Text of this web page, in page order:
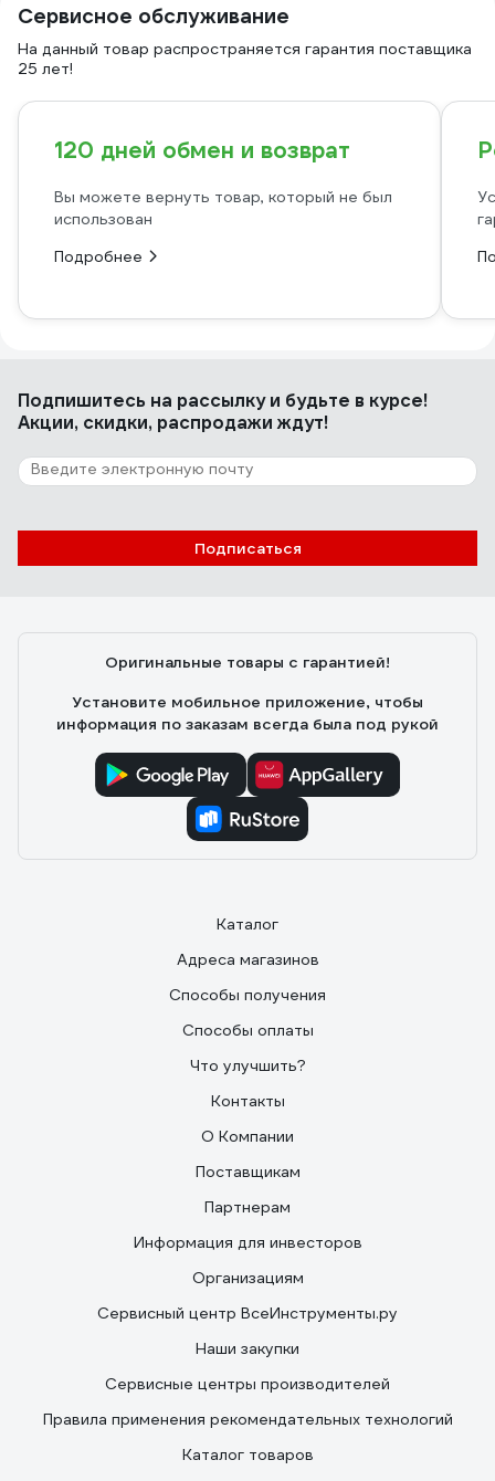
Сервисное обслуживание
На данный товар распространяется гарантия поставщика
25 лет!
120 дней обмен и возврат
Вы можете вернуть товар, который не был
использован
Подробнее
Подпишитесь на рассылкуи будьте в курсе!
Акции, скидки, распродажи ждут!
Подписаться
Оригинальные товары с гарантией!
Установите мобильное приложение, чтобы
информация по заказам всегда была под рукой
Каталог
Адреса магазинов
Способы получения
Способы оплаты
Что улучшить?
Контакты
О Компании
Поставщикам
Партнерам
Информация для инвесторов
Организациям
Сервисный центр ВсеИнструменты.ру
Наши закупки
Сервисные центры производителей
Правила применения рекомендательных технологий
Каталог товаров